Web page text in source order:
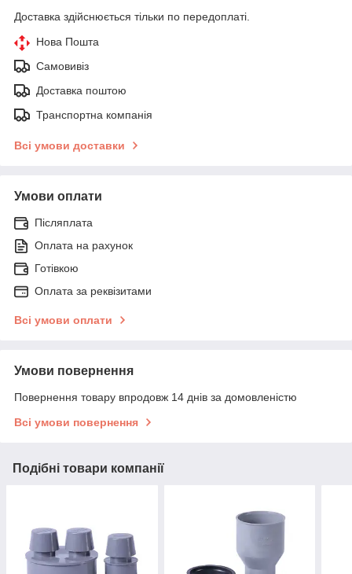
Доставка здійснюється тільки по передоплаті.
Нова Пошта
Самовивіз
Доставка поштою
Транспортна компанія
Всі умови доставки
Умови оплати
Післяплата
Оплата на рахунок
Готівкою
Оплата за реквізитами
Всі умови оплати
Умови повернення
Повернення товару впродовж 14 днів за домовленістю
Всі умови повернення
Подібні товари компанії